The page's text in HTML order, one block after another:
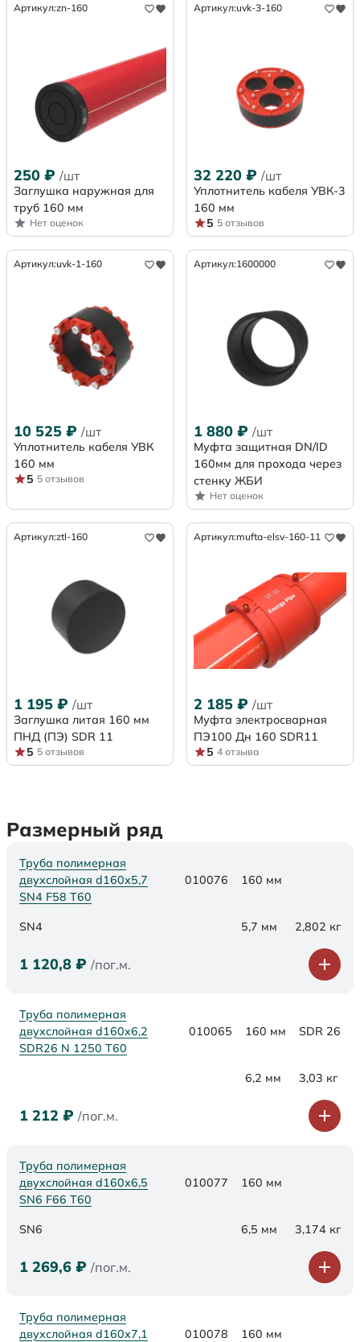
Артикул:zn-160
250 ₽ /шт
Заглушка наружная для
труб 160 мм
Нет оценок
Артикул:uvk-3-160
32 220 ₽ /шт
Уплотнитель кабеля УВК-3
160 мм
5 5 отзывов
Артикул:uvk-1-160
10 525 ₽ /шт
Уплотнитель кабеля УВК
160 мм
5 5 отзывов
Артикул:1600000
1 880 ₽ /шт
Муфта защитная DN/ID
160мм для прохода через
стенку ЖБИ
Нет оценок
Артикул:ztl-160
1 195 ₽ /шт
Заглушка литая 160 мм
ПНД (ПЭ) SDR 11
5 5 отзывов
Артикул:mufta-elsv-160-11
2 185 ₽ /шт
Муфта электросварная
ПЭ100 Дн 160 SDR11
5 4 отзыва
Размерный ряд
Труба полимерная
двухслойная d160х5,7
SN4 F58 Т60
010076 160 мм
SN4 5,7 мм 2,802 кг
1 120,8 ₽ /пог.м.
Труба полимерная
двухслойная d160x6,2
SDR26 N 1250 Т60
010065 160 мм SDR 26
6,2 мм 3,03 кг
1 212 ₽ /пог.м.
Труба полимерная
двухслойная d160х6,5
SN6 F66 Т60
010077 160 мм
SN6 6,5 мм 3,174 кг
1 269,6 ₽ /пог.м.
Труба полимерная
двухслойная d160х7,1
010078 160 мм